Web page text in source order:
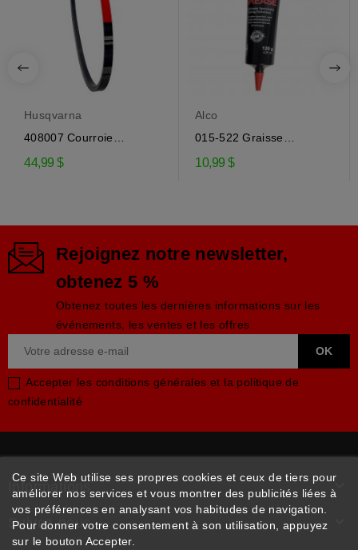
Husqvarna
408007 Courroie
d'entraînement de la...
44,99 $
Alco
015-522 Graisse
engrenage EP-0 pour...
10,99 $
Rejoignez notre newsletter,
obtenez 5 %
Obtenez toutes les dernières informations sur les
événements, les ventes et les offres
Accepter les conditions générales et la politique de
confidentialité
Informations 
Suivez-nous
Ce site Web utilise ses propres cookies et ceux de tiers pour
améliorer nos services et vous montrer des publicités liées à
vos préférences en analysant vos habitudes de navigation.
Pour donner votre consentement à son utilisation, appuyez
sur le bouton Accepter.